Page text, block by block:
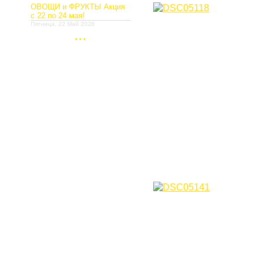
ОВОЩИ и ФРУКТЫ Акция
с 22 по 24 мая!
Пятница, 22 Май 2026
...